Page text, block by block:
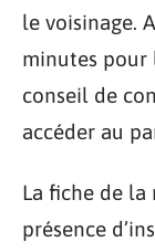
le voisinage.
minutes pour
conseil de
accéder au
La fiche de
présence